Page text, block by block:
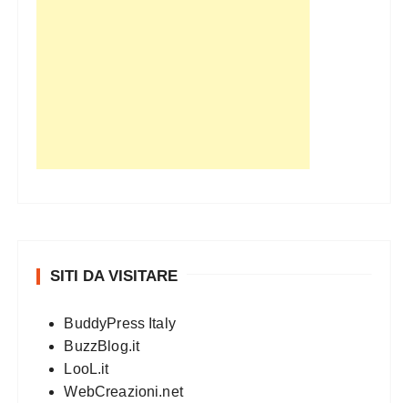
SITI DA VISITARE
BuddyPress Italy
BuzzBlog.it
LooL.it
WebCreazioni.net